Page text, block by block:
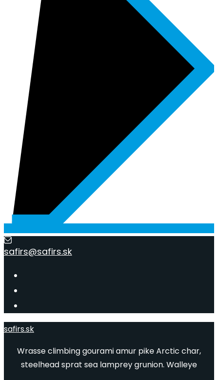
safirs@safirs.sk
safirs.sk
Wrasse climbing gourami amur pike Arctic char,
steelhead sprat sea lamprey grunion. Walleye